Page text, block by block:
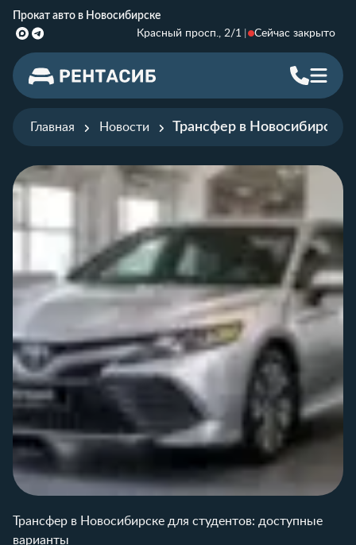
Прокат авто в Новосибирске
Красный просп., 2/1
Сейчас закрыто
Главная Новости Трансфер в Новосибирске
Трансфер в Новосибирске для студентов: доступные
варианты